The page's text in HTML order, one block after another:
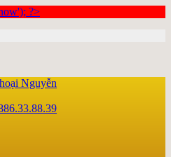
Nguyễn